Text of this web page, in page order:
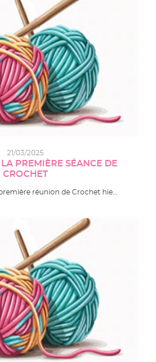
21/03/2025
PREMIÈRE SÉANCE DE
CROCHET
réunion de Crochet hie…